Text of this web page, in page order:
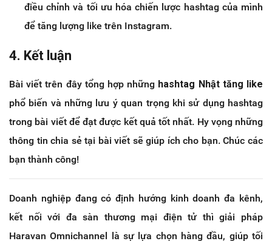
điều chỉnh và tối ưu hóa chiến lược hashtag của mình
để tăng lượng like trên Instagram.
4. Kết luận
Bài viết trên đây tổng hợp những hashtag Nhật tăng like
phổ biến và những lưu ý quan trọng khi sử dụng hashtag
trong bài viết để đạt được kết quả tốt nhất. Hy vọng những
thông tin chia sẻ tại bài viết sẽ giúp ích cho bạn. Chúc các
bạn thành công!
Doanh nghiệp đang có định hướng kinh doanh đa kênh,
kết nối với đa sàn thương mại điện tử thì giải pháp
Haravan Omnichannel là sự lựa chọn hàng đầu, giúp tối